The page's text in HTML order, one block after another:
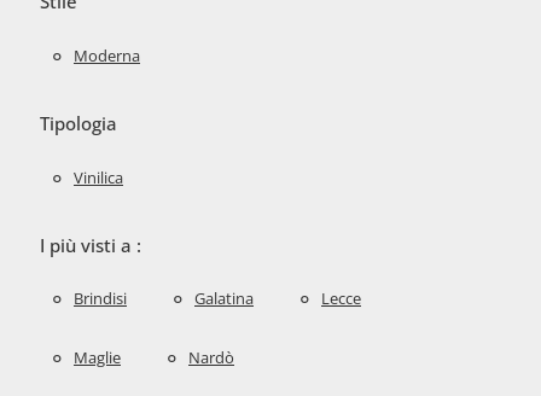
Moderna
Tipologia
Vinilica
I più visti a :
Brindisi Galatina Lecce
Maglie Nardò